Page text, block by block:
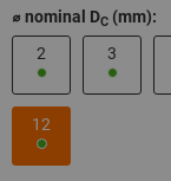
⌀ nominal DC (mm):
2
3
12